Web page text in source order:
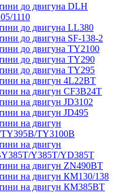
до двигуна DLH
1110
до двигуна LL380
до двигуна SF-138-2
до двигуна TY2100
до двигуна TY290
до двигуна TY295
на двигун 4L22BT
на двигун CF3B24T
на двигун JD3102
на двигун JD495
на двигун
TY3100В
на двигун
Y385T/YD385T
на двигун ZN490BT
на двигун КМ130/138
на двигун КМ385ВТ